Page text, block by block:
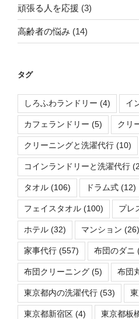
頑張る人を応援 (3)
高齢者の悩み (14)
タグ
しろふわランドリー (4) イ
カフェランドリー (5) クリ
クリーニングと洗濯代行 (10)
コインランドリーと洗濯代行
タオル (106) ドラム式 (12)
フェイスタオル (100) プレ
ホテル (32) マンション (26)
家事代行 (557) 布団のダニ
布団クリーニング (5) 布団
東京都内の洗濯代行 (53)
東京都新宿区 (4) 東京都板